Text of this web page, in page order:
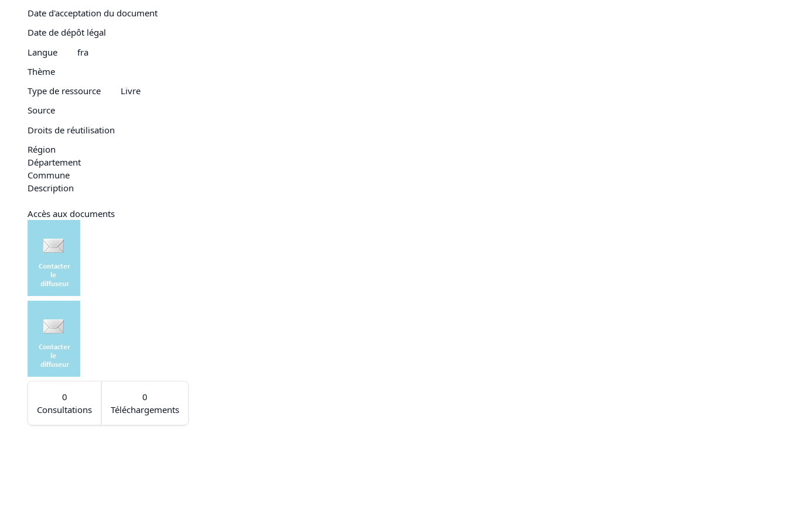
Date d'acceptation du document
Date de dépôt légal
Langue
fra
Thème
Type de ressource
Livre
Source
Droits de réutilisation
Région
Département
Commune
Description
Accès aux documents
0
Consultations
0
Téléchargements